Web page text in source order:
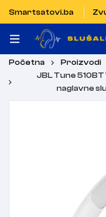
Smartsatovi.ba
Naručiti možete i
Početna Proizvodi
JBL Tune
naglavne